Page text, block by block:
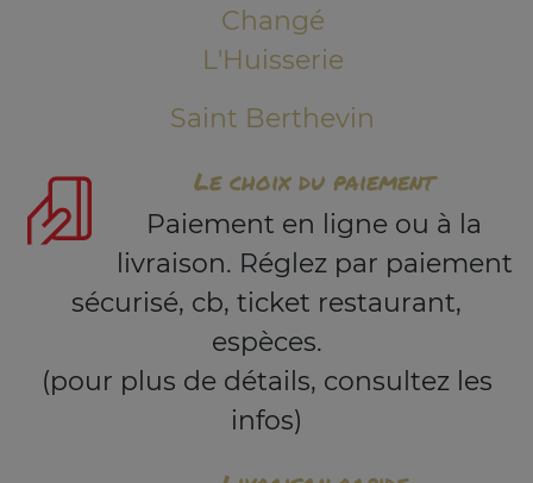
Changé
L'Huisserie
Saint Berthevin
Le choix du paiement
Paiement en ligne ou à la
livraison. Réglez par paiement
sécurisé, cb, ticket restaurant,
espèces.
(pour plus de détails, consultez les
infos)